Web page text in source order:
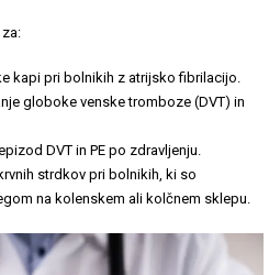
kapi pri bolnikih z atrijsko fibrilacijo.
globoke venske tromboze (DVT) in
DVT in PE po zdravljenju.
strdkov pri bolnikih, ki so
na kolenskem ali kolčnem sklepu.